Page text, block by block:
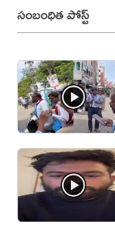
సంబంధిత పోస్ట్